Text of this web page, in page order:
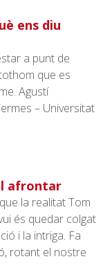
ens diu
a punt de
que es
Agustí
– Universitat
afrontar
la realitat Tom
és quedar colgat
i la intriga. Fa
rotant el nostre